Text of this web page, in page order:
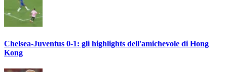
Chelsea-Juventus 0-1: gli highlights dell'amichevole di Hong
Kong